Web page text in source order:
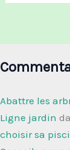
Abattre les
Ligne jardin
choisir sa